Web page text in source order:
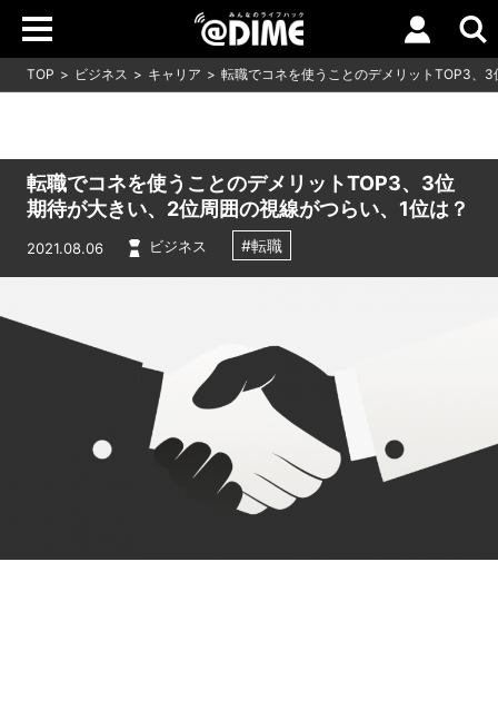
TOP ビジネス キャリア 転職でコネを使うことのデメリットTOP3、
転職でコネを使うことのデメリットTOP3、3位
期待が大きい、2位周囲の視線がつらい、1位は？
2021.08.06 ビジネス #転職